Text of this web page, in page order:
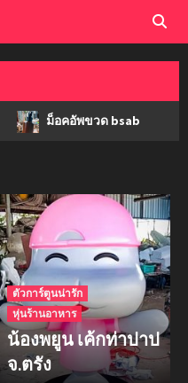
ม็อคอัพขวด bsab
ตัวการ์ตูนน่ารัก
หุ่นร้านอาหาร
น้องพยูน เค้กท่าปาป
จ.ตรัง